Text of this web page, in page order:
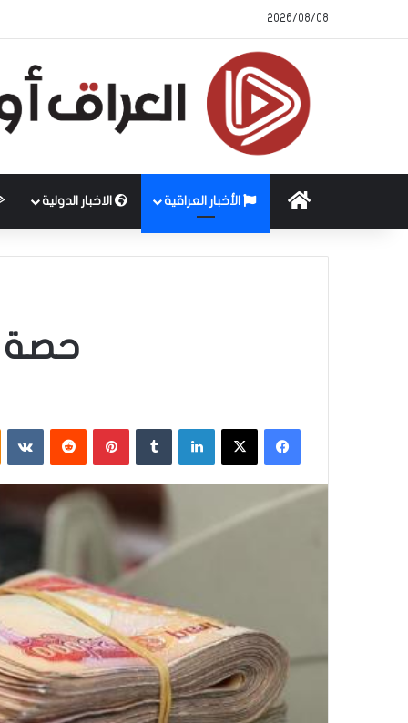
2026/08/08
الرئيسية الأخبار العراقية الاخبار الدولية
حصة
فيسبوك
‫X لينكدإن بينتيريست